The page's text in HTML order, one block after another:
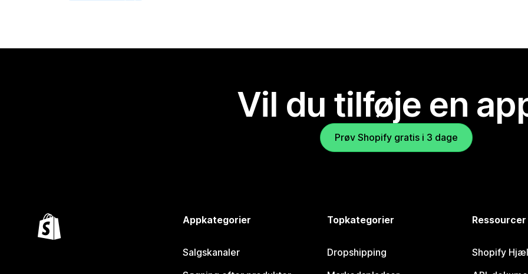
Vil du tilføje en
Prøv Shopify gratis i 3 dage
Appkategorier
Salgskanaler
Topkategorier
Dropshipping
Ressourcer
Shopify